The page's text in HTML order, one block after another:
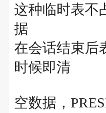
这种临时表不
据
在会话结束后
时候即清
空数据，